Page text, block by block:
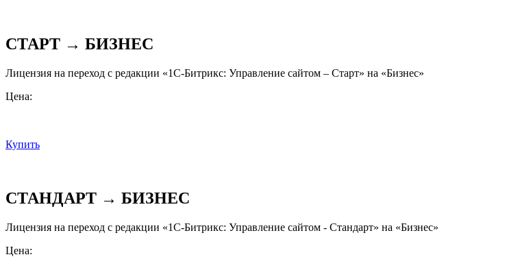
СТАРТ → БИЗНЕС
Лицензия на переход с редакции «1С-Битрикс: Управление сайтом – Старт» на «Бизнес»
Цена:
Купить
СТАНДАРТ → БИЗНЕС
Лицензия на переход с редакции «1С-Битрикс: Управление сайтом - Стандарт» на «Бизнес»
Цена: